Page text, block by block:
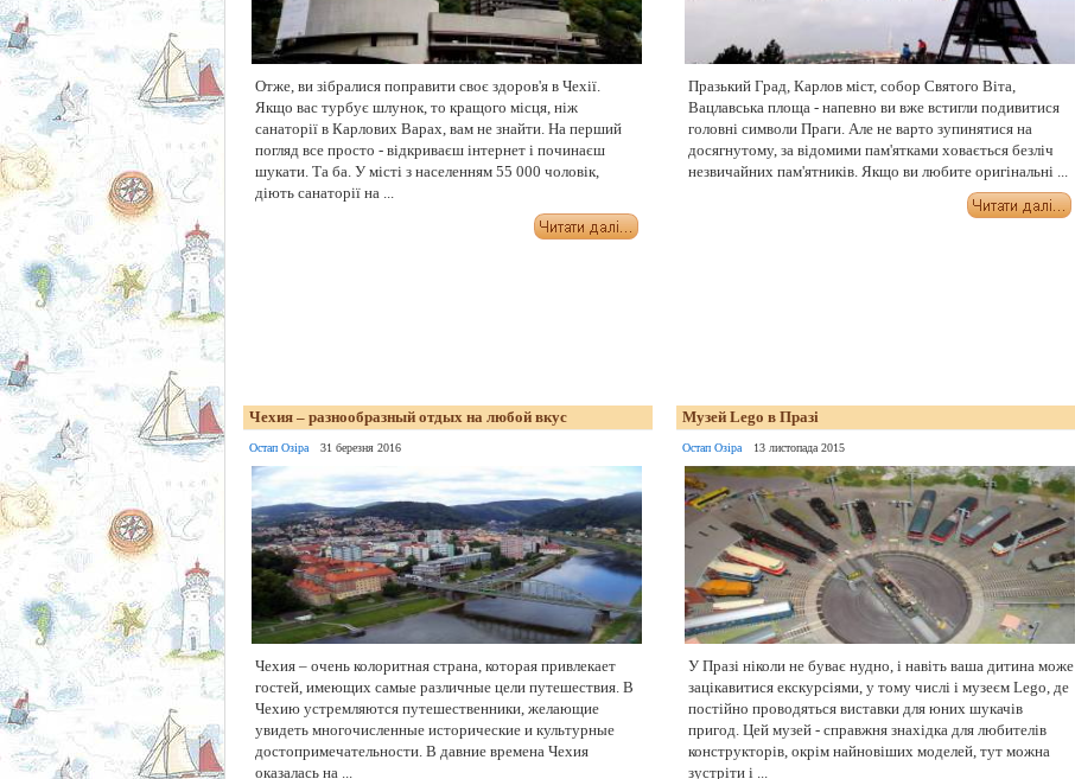
Отже, ви зібралися поправити своє здоров'я в Чехії.
Якщо вас турбує шлунок, то кращого місця, ніж
санаторії в Карлових Варах, вам не знайти. На перший
погляд все просто - відкриваєш інтернет і починаєш
шукати. Та ба. У місті з населенням 55 000 чоловік,
діють санаторії на ...
Празький Град, Карлов міст, собор Святого Віта,
Вацлавська площа - напевно ви вже встигли подивитися
головні символи Праги. Але не варто зупинятися на
досягнутому, за відомими пам'ятками ховається безліч
незвичайних пам'ятників. Якщо ви любите оригінальні ...
Чехия – разнообразный отдых на любой вкус
Остап Озіра 31 березня 2016
Чехия – очень колоритная страна, которая привлекает
гостей, имеющих самые различные цели путешествия. В
Чехию устремляются путешественники, желающие
увидеть многочисленные исторические и культурные
достопримечательности. В давние времена Чехия
оказалась на ...
Музей Lego в Празі
Остап Озіра 13 листопада 2015
У Празі ніколи не буває нудно, і навіть ваша дитина може
зацікавитися екскурсіями, у тому числі і музеєм Lego, де
постійно проводяться виставки для юних шукачів
пригод. Цей музей - справжня знахідка для любителів
конструкторів, окрім найновіших моделей, тут можна
зустріти і ...